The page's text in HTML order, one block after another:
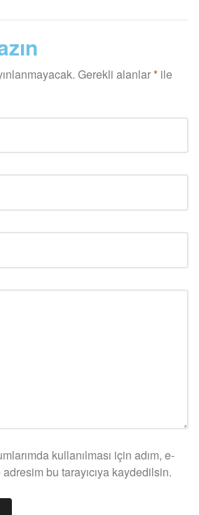
Gerekli alanlar* ile
kullanılması için adım, e-
bu tarayıcıya kaydedilsin.